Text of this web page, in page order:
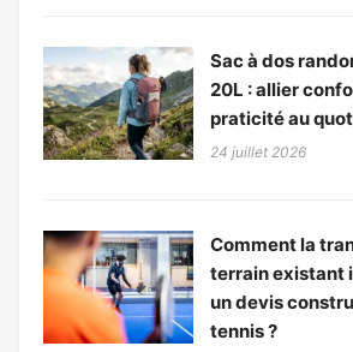
Sac à dos
20L : allier
praticité au
24 juillet 2026
Comment la
terrain existant
un devis
tennis ?